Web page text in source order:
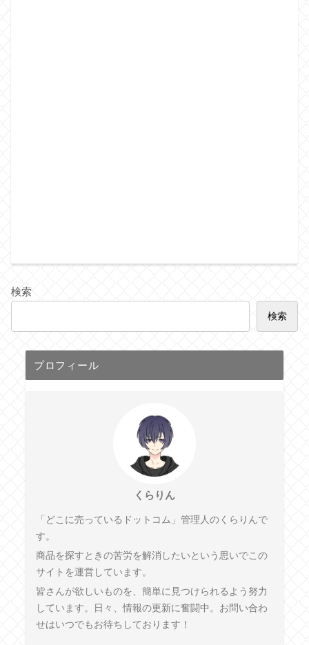
検索
検索
プロフィール
くらりん
「どこに売っているドットコム」管理人のくらりんで
す。
商品を探すときの苦労を解消したいという思いでこの
サイトを運営しています。
皆さんが欲しいものを、簡単に見つけられるよう努力
しています。日々、情報の更新に奮闘中。お問い合わ
せはいつでもお待ちしております！